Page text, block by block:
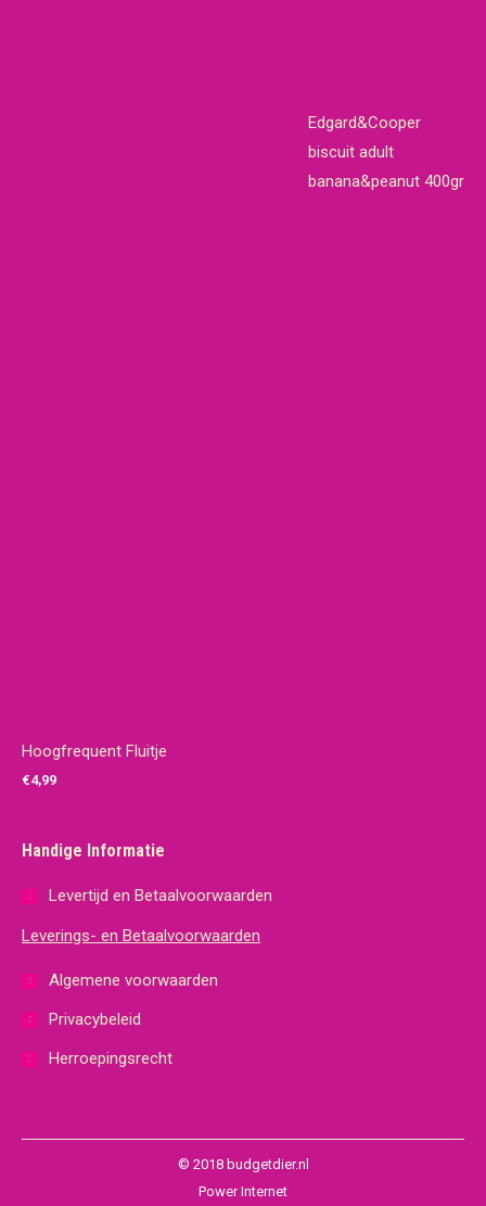
Edgard&Cooper
biscuit adult
banana&peanut 400gr
Hoogfrequent Fluitje
€4,99
Handige Informatie
Levertijd en Betaalvoorwaarden
Leverings- en Betaalvoorwaarden
Algemene voorwaarden
Privacybeleid
Herroepingsrecht
© 2018 budgetdier.nl
Power Internet